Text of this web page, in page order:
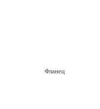
Фланец